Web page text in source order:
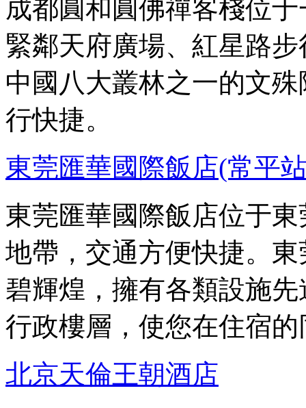
成都圓和圓佛禪客棧位
緊鄰天府廣場、紅星路
中國八大叢林之一的文
行快捷。
東莞匯華國際飯店(常平
東莞匯華國際飯店位于
地帶，交通方便快捷。
碧輝煌，擁有各類設施
行政樓層，使您在住宿
北京天倫王朝酒店